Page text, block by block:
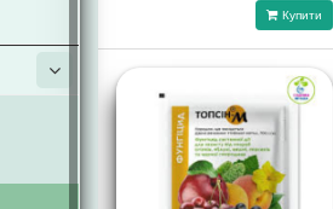
Купити